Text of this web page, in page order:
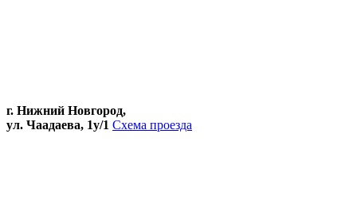
г. Нижний Новгород,
ул. Чаадаева, 1у/1 Схема проезда